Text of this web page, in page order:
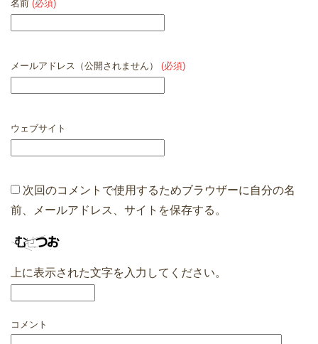
名前 (必須)
メールアドレス（公開されません） (必須)
ウェブサイト
次回のコメントで使用するためブラウザーに自分の名
前、メールアドレス、サイトを保存する。
上に表示された文字を入力してください。
コメント